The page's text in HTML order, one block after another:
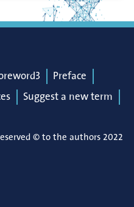
Preface
Suggest a new term
© to the authors 2022